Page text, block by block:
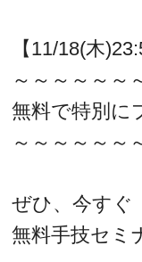
【11/18(木
～～～～～～
無料で特別に
～～～～～～
ぜひ、今すぐ
無料手技セミ